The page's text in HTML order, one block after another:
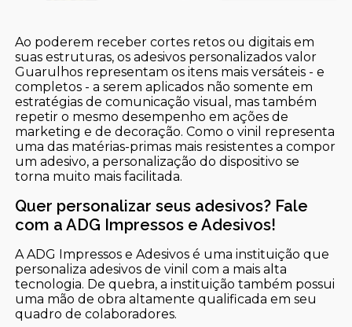
Ao poderem receber cortes retos ou digitais em
suas estruturas, os adesivos personalizados valor
Guarulhos representam os itens mais versáteis - e
completos - a serem aplicados não somente em
estratégias de comunicação visual, mas também
repetir o mesmo desempenho em ações de
marketing e de decoração. Como o vinil representa
uma das matérias-primas mais resistentes a compor
um adesivo, a personalização do dispositivo se
torna muito mais facilitada.
Quer personalizar seus adesivos? Fale
com a ADG Impressos e Adesivos!
A ADG Impressos e Adesivos é uma instituição que
personaliza adesivos de vinil com a mais alta
tecnologia. De quebra, a instituição também possui
uma mão de obra altamente qualificada em seu
quadro de colaboradores.